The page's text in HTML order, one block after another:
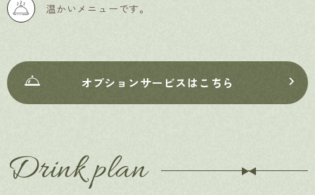
温かいメニューです。
オプションサービスはこちら
Drink plan